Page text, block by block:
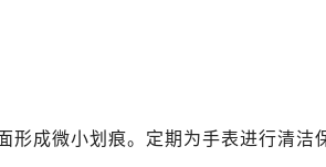
形成微小划痕。定期为手表进行清洁